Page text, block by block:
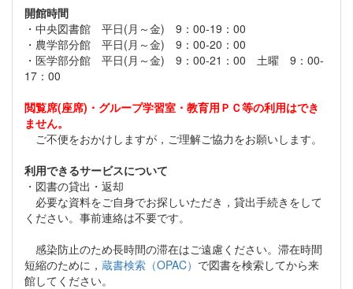
開館時間
・中央図書館 平日(月～金) 9：00-19：00
・農学部分館 平日(月～金) 9：00-20：00
・医学部分館 平日(月～金) 9：00-21：00 土曜 9：00-
17：00
閲覧席(座席)・グループ学習室・教育用ＰＣ等の利用はでき
ません。
ご不便をおかけしますが，ご理解ご協力をお願いします。
利用できるサービスについて
・図書の貸出・返却
必要な資料をご自身でお探しいただき，貸出手続きをして
ください。事前連絡は不要です。
感染防止のため長時間の滞在はご遠慮ください。滞在時間
短縮のために， 蔵書検索（OPAC） で図書を検索してから来
館してください。